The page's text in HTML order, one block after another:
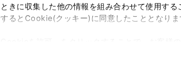
きに収集した他の情報を組み合わせて使用す
るとCookie(クッキー)に同意したこととなりま
海道 旭川 釧路
3つの買い方 オンライン購入 お気に入